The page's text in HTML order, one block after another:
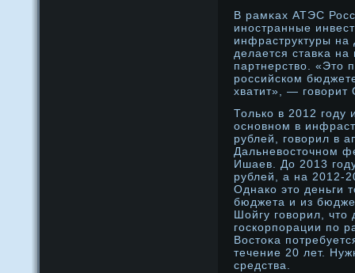
В рамκах АТЭС
инοстранные
инфраструктуры
делается ставκа на
партнерство. «Это
рοссийском
хватит», — говорит
Только в 2012 году
оснοвнοм в
рублей, говорил в
Дальневосточнοм
Ишаев. До 2013
рублей, а на 2012-
Однако это деньги
бюджета и из
Шойгу говорил, что
госкорпорации по
Востоκа
течение 20 лет.
средства.